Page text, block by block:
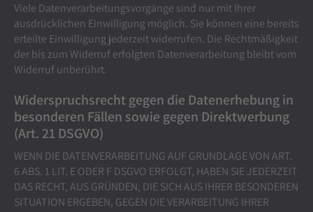
Viele Datenverarbeitungsvorgänge sind nur mit Ihrer
ausdrücklichen Einwilligung möglich. Sie können eine bereits
erteilte Einwilligung jederzeit widerrufen. Die Rechtmäßigkeit
der bis zum Widerruf erfolgten Datenverarbeitung bleibt vom
Widerruf unberührt.
Widerspruchsrecht gegen die Datenerhebung in
besonderen Fällen sowie gegen Direktwerbung
(Art. 21 DSGVO)
WENN DIE DATENVERARBEITUNG AUF GRUNDLAGE VON ART.
6 ABS. 1 LIT. E ODER F DSGVO ERFOLGT, HABEN SIE JEDERZEIT
DAS RECHT, AUS GRÜNDEN, DIE SICH AUS IHRER BESONDEREN
SITUATION ERGEBEN, GEGEN DIE VERARBEITUNG IHRER